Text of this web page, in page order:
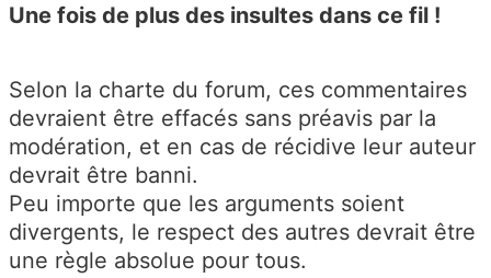
Une fois de plus des insultes dans ce fil !
Selon la charte du forum, ces commentaires
devraient être effacés sans préavis par la
modération, et en cas de récidive leur auteur
devrait être banni.
Peu importe que les arguments soient
divergents, le respect des autres devrait être
une règle absolue pour tous.